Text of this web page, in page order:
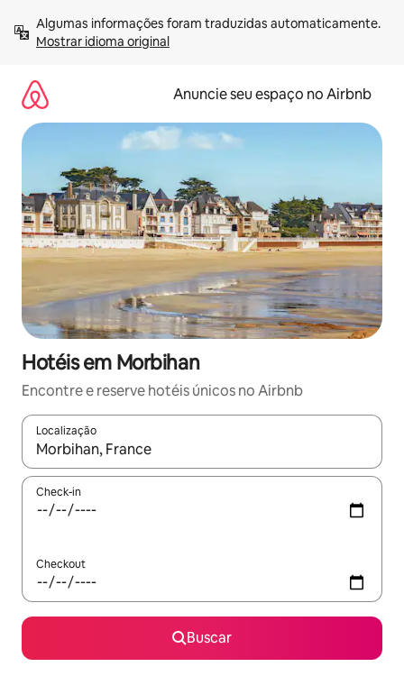
para
Mostrar idioma original
Anuncie seu espaço no Airbnb
Hotéis em Morbihan
Encontre e reserve hotéis únicos no Airbnb
Localização
Quando os resultados estiverem disponíveis, explore-os
Check-in
Checkout
Buscar